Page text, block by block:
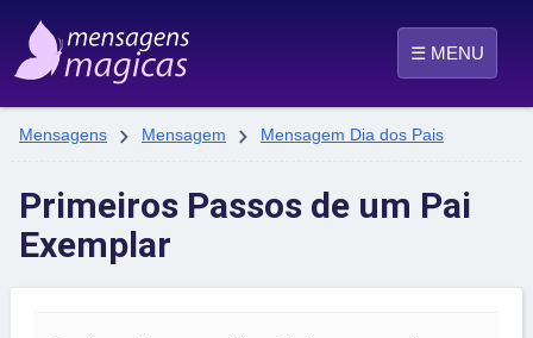
☰ MENU
Mensagens  Mensagem  Mensagem Dia dos Pais
Primeiros Passos de um Pai
Exemplar